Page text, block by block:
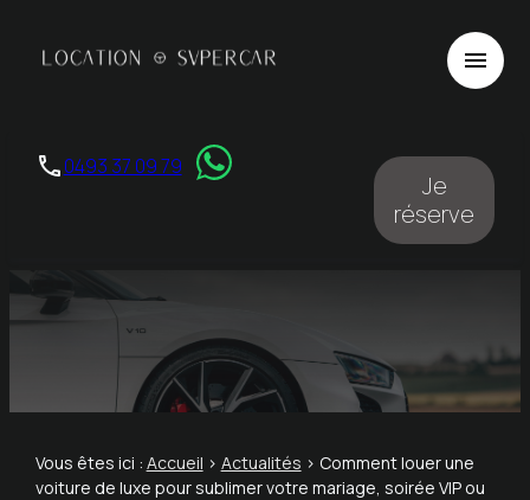
menu
phone0493 37 09 79
Je
réserve
Vous êtes ici : Accueil > Actualités > Comment louer une
voiture de luxe pour sublimer votre mariage, soirée VIP ou